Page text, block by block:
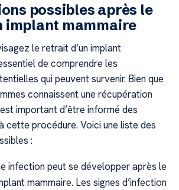
possibles après le
implant mammaire
le retrait d’un implant
de comprendre les
qui peuvent survenir. Bien que
connaissent une récupération
important d’être informé des
cette procédure. Voici une liste des
:
infection peut se développer après le
mammaire. Les signes d’infection